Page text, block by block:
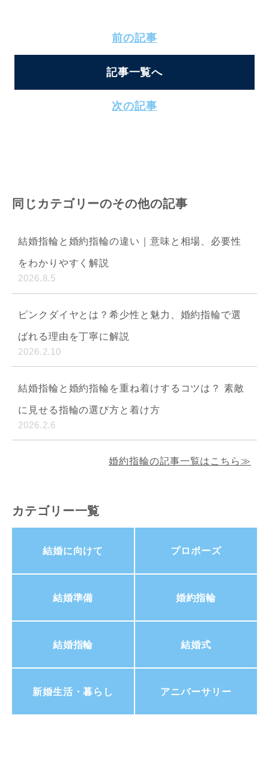
前の記事
記事一覧へ
次の記事
同じカテゴリーのその他の記事
結婚指輪と婚約指輪の違い｜意味と相場、必要性
をわかりやすく解説
2026.8.5
ピンクダイヤとは？希少性と魅力、婚約指輪で選
ばれる理由を丁寧に解説
2026.2.10
結婚指輪と婚約指輪を重ね着けするコツは？ 素敵
に見せる指輪の選び方と着け方
2026.2.6
婚約指輪の記事一覧はこちら≫
カテゴリー一覧
結婚に向けて プロポーズ
結婚準備 婚約指輪
結婚指輪 結婚式
新婚生活・暮らし アニバーサリー